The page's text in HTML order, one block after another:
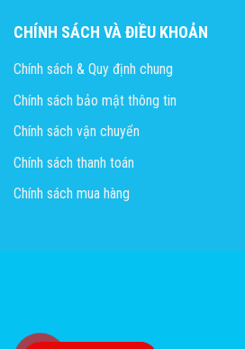
CHÍNH SÁCH VÀ ĐIỀU KHOẢN
Chính sách & Quy định chung
Chính sách bảo mật thông tin
Chính sách vận chuyển
Chính sách thanh toán
Chính sách mua hàng